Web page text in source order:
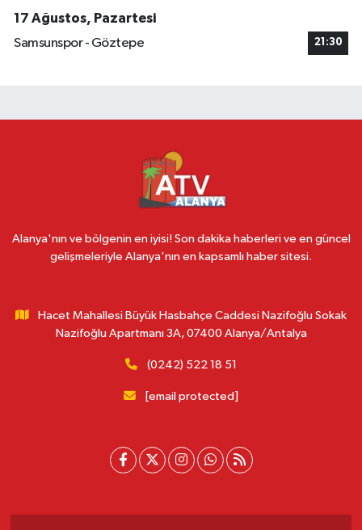
17 Ağustos, Pazartesi
Samsunspor - Göztepe
21:30
Alanya'nın ve bölgenin en iyisi! Son dakika haberleri ve en güncel
gelişmeleriyle Alanya'nın en kapsamlı haber sitesi.
Hacet Mahallesi Büyük Hasbahçe Caddesi Nazifoğlu Sokak
Nazifoğlu Apartmanı 3A, 07400 Alanya/Antalya
(0242) 522 18 51
[email protected]